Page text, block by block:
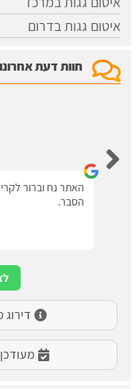
איטום גגות בדרום
חוות דעת
האתר נח וברור
הסבר.
דירוג ממוצע
מעודכן